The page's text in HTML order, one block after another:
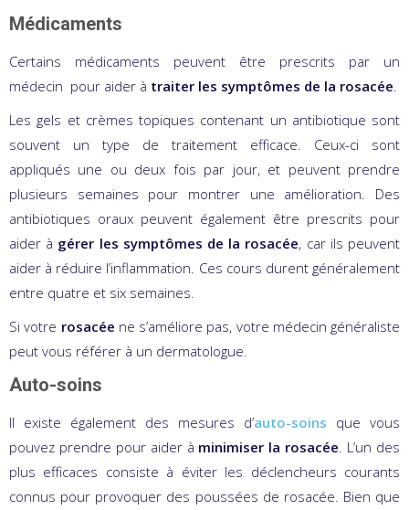
Médicaments
Certains médicaments peuvent être prescrits par un
médecin pour aider à traiter les symptômes de la rosacée
Les gels et crèmes topiques contenant un antibiotique sont
souvent un type de traitement efficace. Ceux-ci sont
appliqués une ou deux fois par jour, et peuvent prendre
plusieurs semaines pour montrer une amélioration. Des
antibiotiques oraux peuvent également être prescrits pour
aider à gérer les symptômes de la rosacée, car ils peuvent
aider à réduire l’inflammation. Ces cours durent généralement
entre quatre et six semaines.
Si votre rosacée ne s’améliore pas, votre médecin généraliste
peut vous référer à un dermatologue.
Auto-soins
Il existe également des mesures d’auto-soins que vous
pouvez prendre pour aider à minimiser la rosacée . L’un des
plus efficaces consiste à éviter les déclencheurs courants
connus pour provoquer des poussées de rosacée. Bien que